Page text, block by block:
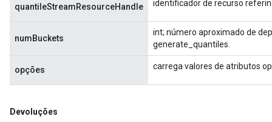
quantileStreamResourceHandle identificador de recurso
numBuckets
int; número aproximado de
generate_quantiles.
opções carrega valores de atributos
Devoluções